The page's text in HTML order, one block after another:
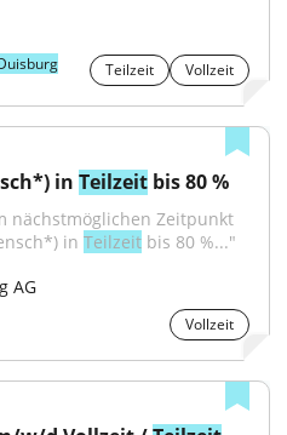
Teilzeit Vollzeit
in Teilzeit bis 80 %
nächstmöglichen Zeitpunkt
in Teilzeit bis 80 %..."
AG
Vollzeit